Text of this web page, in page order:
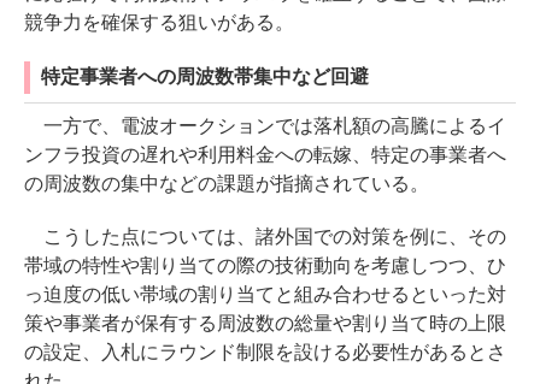
競争力を確保する狙いがある。
特定事業者への周波数帯集中など回避
一方で、電波オークションでは落札額の高騰によるイ
ンフラ投資の遅れや利用料金への転嫁、特定の事業者へ
の周波数の集中などの課題が指摘されている。
こうした点については、諸外国での対策を例に、その
帯域の特性や割り当ての際の技術動向を考慮しつつ、ひ
っ迫度の低い帯域の割り当てと組み合わせるといった対
策や事業者が保有する周波数の総量や割り当て時の上限
の設定、入札にラウンド制限を設ける必要性があるとさ